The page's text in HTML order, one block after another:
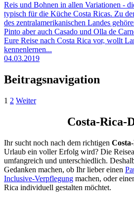
Reis und Bohnen in allen Variationen -
typisch für die Küche Costa Ricas. Zu
des zentralamerikanischen Landes
Pinto aber auch Casado und Olla de
Eure Reise nach Costa Rica vor, wollt
kennenlernen...
04.03.2019
Beitragsnavigation
1 2 Weiter
Costa-Rica-
Ihr sucht noch nach dem richtigen
Urlaub ein voller Erfolg wird? Die
umfangreich und unterschiedlich.
Gedanken machen, ob Ihr lieber einen
Inclusive-Verpflegung machen, oder
Rica individuell gestalten möchtet.